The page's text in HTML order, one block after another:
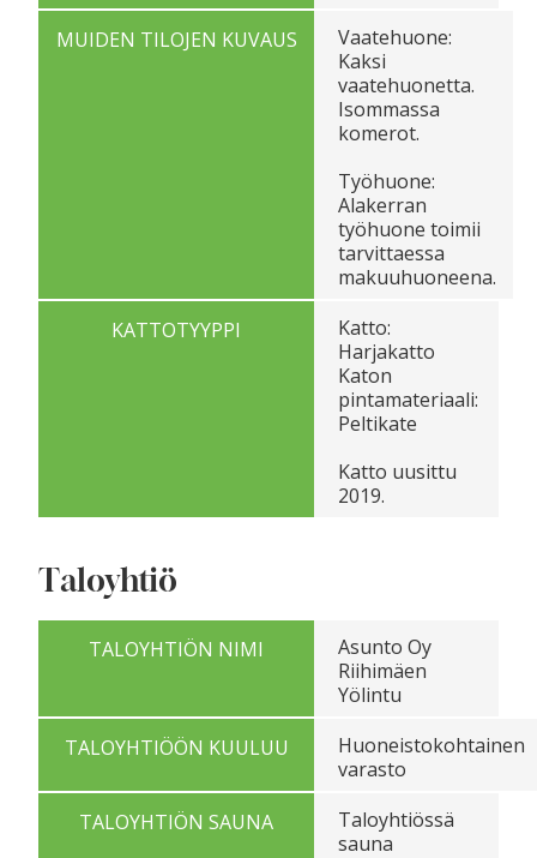
MUIDEN TILOJEN KUVAUS
Vaatehuone:
Kaksi
vaatehuonetta.
Isommassa
komerot.
Työhuone:
Alakerran
työhuone toimii
tarvittaessa
makuuhuoneena.
KATTOTYYPPI
Katto:
Harjakatto
Katon
pintamateriaali:
Peltikate
Katto uusittu
2019.
Taloyhtiö
TALOYHTIÖN NIMI
Asunto Oy
Riihimäen
Yölintu
TALOYHTIÖÖN KUULUU
Huoneistokohtainen
varasto
TALOYHTIÖN SAUNA
Taloyhtiössä
sauna